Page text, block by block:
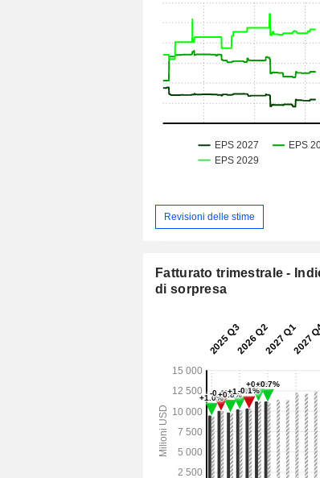
Revisioni delle stime
Fatturato trimestrale -
di sorpresa